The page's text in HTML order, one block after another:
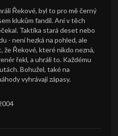
Řekové, byl to pro mě černý
klukům fandil. Ani v těch
Taktika stará deset nebo
- není hezká na pohled, ale
že Řekové, které nikdo nezná,
řekl, a uhráli to. Každému
Bohužel, také na
vyhrávají zápasy.